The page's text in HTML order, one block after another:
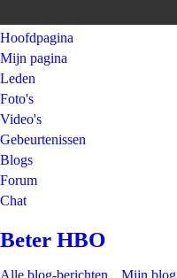
Hoofdpagina
Mijn pagina
Leden
Foto's
Video's
Gebeurtenissen
Blogs
Forum
Chat
Beter HBO
Alle blog-berichten Mijn blog